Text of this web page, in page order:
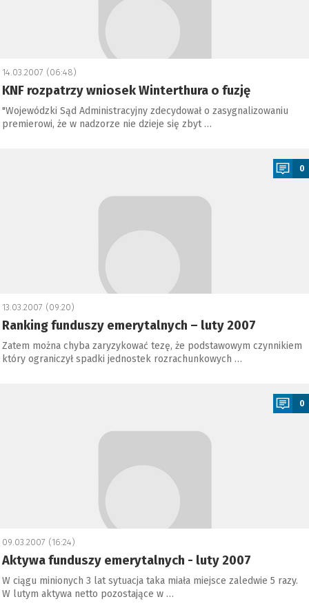
14.03.2007 (06:48)
KNF rozpatrzy wniosek Winterthura o fuzję
"Wojewódzki Sąd Administracyjny zdecydował o zasygnalizowaniu
premierowi, że w nadzorze nie dzieje się zbyt …
0
13.03.2007 (09:20)
Ranking funduszy emerytalnych – luty 2007
Zatem można chyba zaryzykować tezę, że podstawowym czynnikiem
który ograniczył spadki jednostek rozrachunkowych …
0
09.03.2007 (16:24)
Aktywa funduszy emerytalnych - luty 2007
W ciągu minionych 3 lat sytuacja taka miała miejsce zaledwie 5 razy.
W lutym aktywa netto pozostające w …